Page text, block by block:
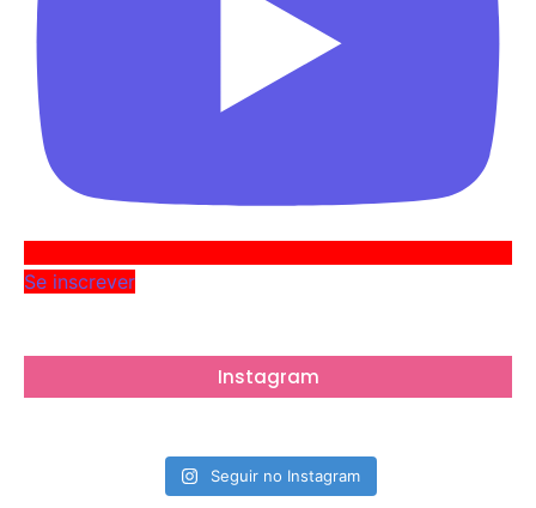
Se inscrever
Instagram
Seguir no Instagram